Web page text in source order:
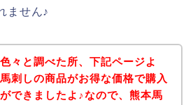
ません♪
々と調べた所、下記ページよ
刺しの商品がお得な価格で購入
できましたよ♪なので、熊本馬